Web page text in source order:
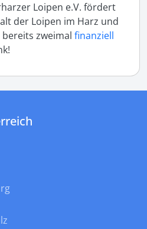
Loipen e.V. fördert
der Loipen im Harz und
zweimal finanziell